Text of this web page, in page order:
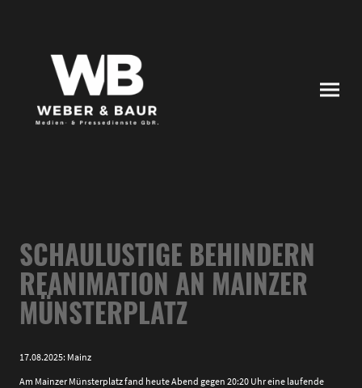
SCHAULUSTIGE BEHINDERN
REANIMATION AN MAINZER
MÜNSTERPLATZ
17.08.2025: Mainz
Am Mainzer Münsterplatz fand heute Abend gegen 20:20 Uhr eine laufende